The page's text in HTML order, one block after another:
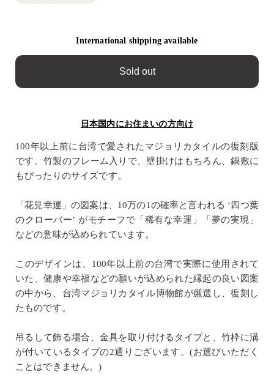
International shipping available
Sold out
日本国内にお住まいの方向け
100年以上前に台湾で愛されたマジョリカタイルの復刻版
です。竹製のフレーム入りで、壁掛けはもちろん、鍋敷に
もぴったりのサイズです。
「花見幸運」の図案は、10万の1の確率と言われる ‘四つ葉
のクローバー’ がモチーフで「稀有な幸運」「夢の実現」
などの意味が込められています。
このデザインは、100年以上前の台湾で実際に使用されて
いた、健康や幸福などの願いが込められた縁起の良い図案
の中から、台湾マジョリカタイル博物館が厳選し、復刻し
たものです。
吊るして飾る場合、金具を取り付けるタイプと、竹枠に溝
が付いているタイプの2通りございます。(お選びいただく
ことはできません。)